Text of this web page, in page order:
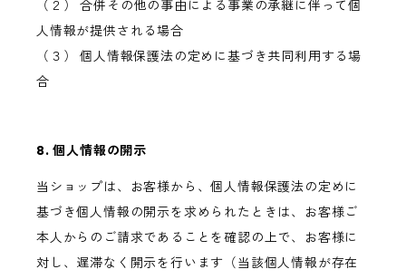
（２） 合併その他の事由による事業の承継に伴って個
人情報が提供される場合
（３） 個人情報保護法の定めに基づき共同利用する場
合
8. 個人情報の開示
当ショップは、お客様から、個人情報保護法の定めに
基づき個人情報の開示を求められたときは、お客様ご
本人からのご請求であることを確認の上で、お客様に
対し、遅滞なく開示を行います（当該個人情報が存在